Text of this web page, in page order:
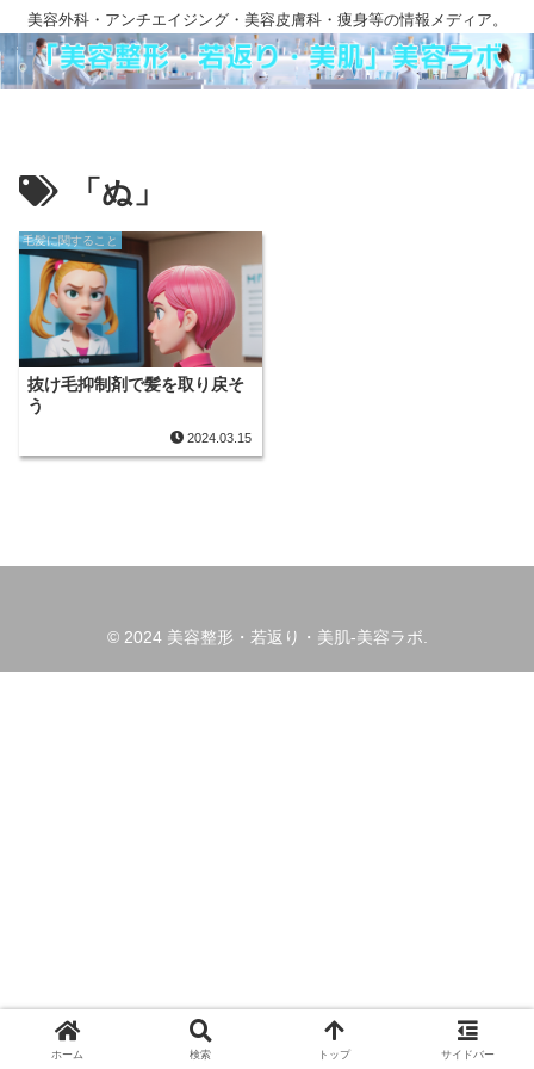
美容外科・アンチエイジング・美容皮膚科・痩身等の情報メディア。
「ぬ」
毛髪に関すること
抜け毛抑制剤で髪を取り戻そ
う
2024.03.15
© 2024 美容整形・若返り・美肌-美容ラボ.
ホーム 検索 トップ サイドバー